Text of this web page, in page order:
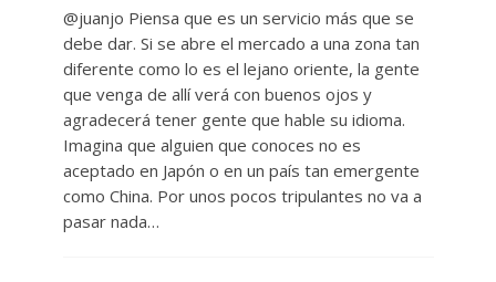
@juanjo Piensa que es un servicio más que se
debe dar. Si se abre el mercado a una zona tan
diferente como lo es el lejano oriente, la gente
que venga de allí verá con buenos ojos y
agradecerá tener gente que hable su idioma.
Imagina que alguien que conoces no es
aceptado en Japón o en un país tan emergente
como China. Por unos pocos tripulantes no va a
pasar nada…